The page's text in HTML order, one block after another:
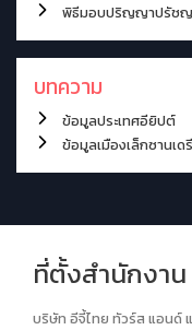
พิธีมอบปริญญาปรัช
บทความ
ข้อมูลประเทศอียิปต์
ข้อมูลเมืองเล็กซานเด
ที่ตั้งสำนักงาน
บริษัท อีจี้ไทย ทัวร์ส แอนด์